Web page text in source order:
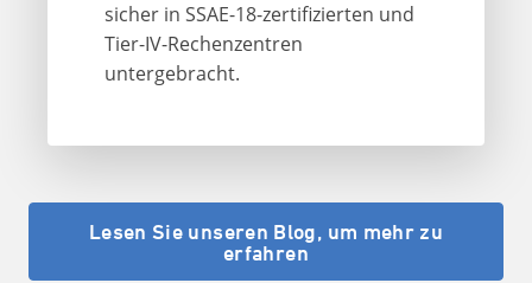
sicher in SSAE-18-zertifizierten und
Tier-IV-Rechenzentren
untergebracht.
Lesen Sie unseren Blog, um mehr zu
erfahren